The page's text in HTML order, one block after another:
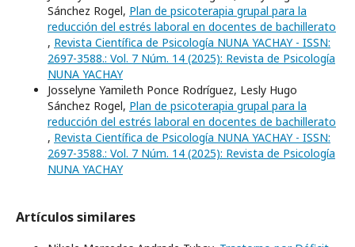
Sánchez Rogel, Plan de psicoterapia grupal para la
reducción del estrés laboral en docentes de bachillerato
, Revista Científica de Psicología NUNA YACHAY - ISSN:
2697-3588.: Vol. 7 Núm. 14 (2025): Revista de Psicología
NUNA YACHAY
Josselyne Yamileth Ponce Rodríguez, Lesly Hugo
Sánchez Rogel, Plan de psicoterapia grupal para la
reducción del estrés laboral en docentes de bachillerato
, Revista Científica de Psicología NUNA YACHAY - ISSN:
2697-3588.: Vol. 7 Núm. 14 (2025): Revista de Psicología
NUNA YACHAY
Artículos similares